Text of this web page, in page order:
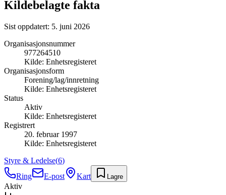
Kildebelagte fakta
Sist oppdatert: 5. juni 2026
Organisasjonsnummer
977264510
Kilde: Enhetsregisteret
Organisasjonsform
Forening/lag/innretning
Kilde: Enhetsregisteret
Status
Aktiv
Kilde: Enhetsregisteret
Registrert
20. februar 1997
Kilde: Enhetsregisteret
Styre & Ledelse(6)
Ring
E-post Kart Lagre
Aktiv